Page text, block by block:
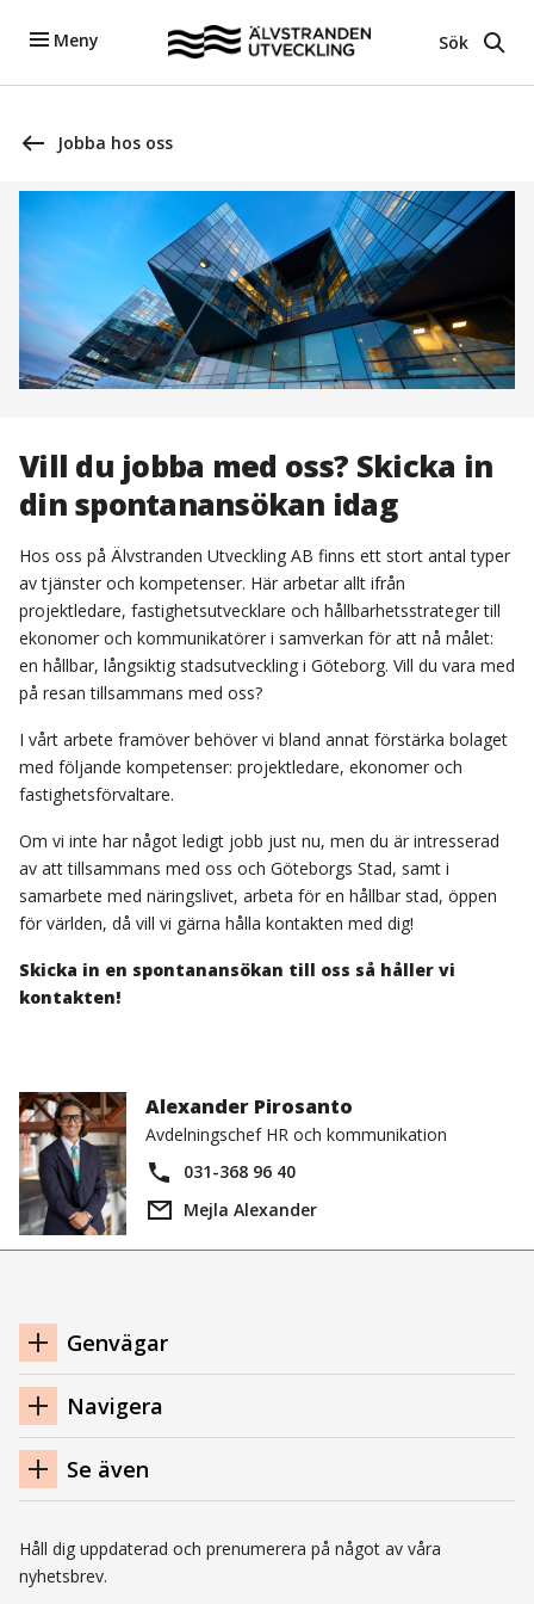
Meny Sök
Jobba hos oss
Vill du jobba med oss? Skicka in
din spontanansökan idag
Hos oss på Älvstranden Utveckling AB finns ett stort antal typer
av tjänster och kompetenser. Här arbetar allt ifrån
projektledare, fastighetsutvecklare och hållbarhetsstrateger till
ekonomer och kommunikatörer i samverkan för att nå målet:
en hållbar, långsiktig stadsutveckling i Göteborg. Vill du vara med
på resan tillsammans med oss?
I vårt arbete framöver behöver vi bland annat förstärka bolaget
med följande kompetenser: projektledare, ekonomer och
fastighetsförvaltare.
Om vi inte har något ledigt jobb just nu, men du är intresserad
av att tillsammans med oss och Göteborgs Stad, samt i
samarbete med näringslivet, arbeta för en hållbar stad, öppen
för världen, då vill vi gärna hålla kontakten med dig!
Skicka in en spontanansökan till oss så håller vi
kontakten!
Alexander Pirosanto
Avdelningschef HR och kommunikation
031-368 96 40
Mejla Alexander
Navigation
sidfot
Genvägar
Navigera
Se även
Håll dig uppdaterad och prenumerera på något av våra
nyhetsbrev.